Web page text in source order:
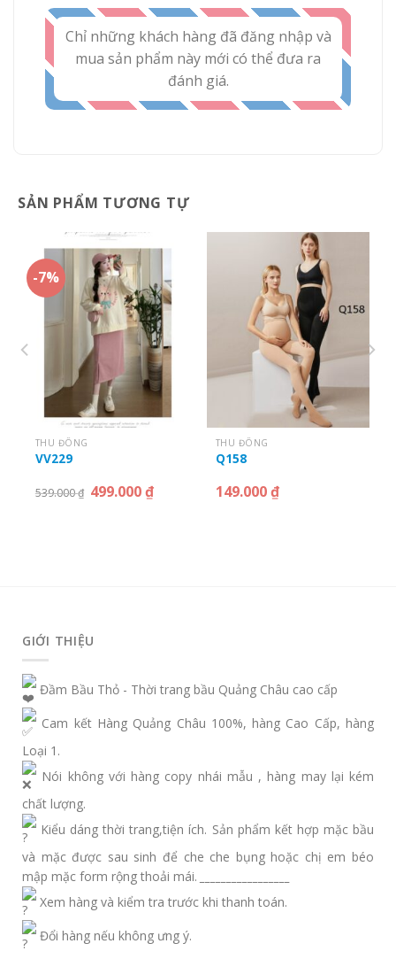
Chỉ những khách hàng đã đăng nhập và
mua sản phẩm này mới có thể đưa ra
đánh giá.
SẢN PHẨM TƯƠNG TỰ
-7%
THU ĐÔNG
VV229
539.000₫ 499.000₫
THU ĐÔNG
Q158
149.000₫
GIỚI THIỆU
Đầm Bầu Thỏ - Thời trang bầu Quảng Châu cao cấp
Cam kết Hàng Quảng Châu 100%, hàng Cao Cấp, hàng
Loại 1.
Nói không với hàng copy nhái mẫu , hàng may lại kém
chất lượng.
Kiểu dáng thời trang,tiện ích. Sản phẩm kết hợp mặc bầu
và mặc được sau sinh để che che bụng hoặc chị em béo
mập mặc form rộng thoải mái.
Xem hàng và kiểm tra trước khi thanh toán.
Đổi hàng nếu không ưng ý.